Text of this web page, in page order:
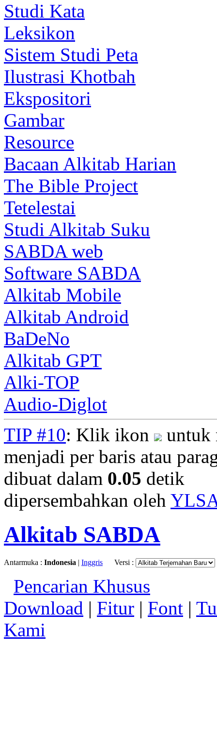
Studi Kata
Leksikon
Sistem Studi Peta
Ilustrasi Khotbah
Ekspositori
Gambar
Resource
Bacaan Alkitab Harian
The Bible Project
Tetelestai
Studi Alkitab Suku
SABDA web
Software SABDA
Alkitab Mobile
Alkitab Android
BaDeNo
Alkitab GPT
Alki-TOP
Audio-Diglot
TIP #10: Klik ikon
untuk
menjadi per baris atau
dibuat dalam 0.05 detik
dipersembahkan oleh
Alkitab SABDA
Antarmuka : Indonesia | Inggris Versi :
Pencarian Khusus
Download | Fitur | Font |
Kami